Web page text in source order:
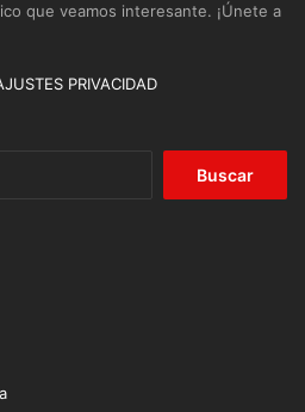
que veamos interesante. ¡Únete a
PRIVACIDAD